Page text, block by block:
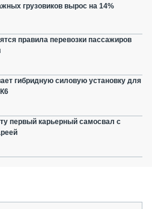
грузовиков вырос на 14%
правила перевозки пассажиров
гибридную силовую установку для
первый карьерный самосвал с